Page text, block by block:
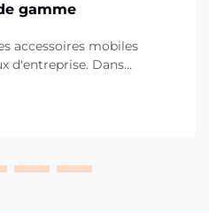
gamme
accessoires mobiles
d'entreprise. Dans
recherchent
innovants de marquer